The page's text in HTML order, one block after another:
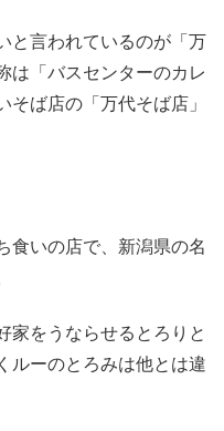
と言われているのが「万
は「バスセンターのカレ
ば店の「万代そば店」
食いの店で、新潟県の名
家をうならせるとろりと
ルーのとろみは他とは違